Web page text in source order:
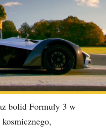
bolid Formuły 3 w